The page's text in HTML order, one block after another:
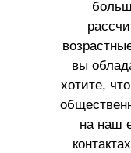
вы
хотите,
на наш